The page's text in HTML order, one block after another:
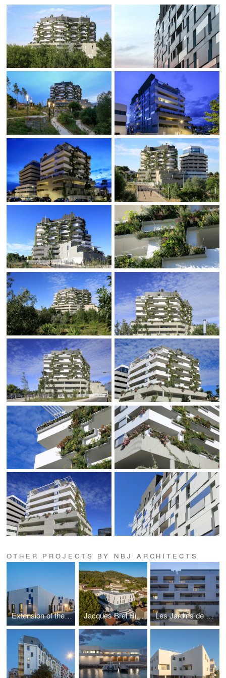
OTHER PROJECTS BY NBJ ARCHITECTS
Extension of the Sports Hall Jacques Brel High School Les Jardins de Verchant